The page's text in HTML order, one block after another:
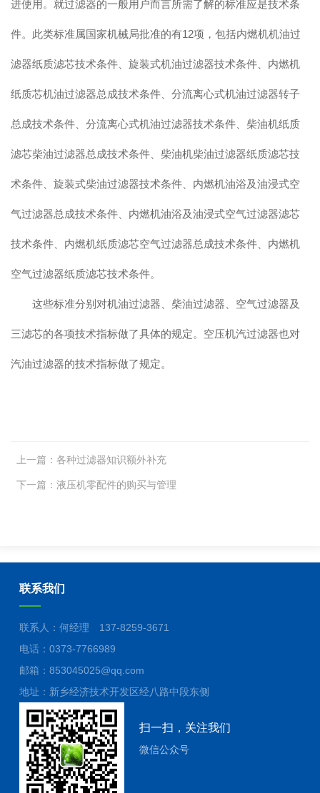
进使用。就过滤器的一般用户而言所需了解的标准应是技术条
件。此类标准属国家机械局批准的有12项，包括内燃机机油过
滤器纸质滤芯技术条件、旋装式机油过滤器技术条件、内燃机
纸质芯机油过滤器总成技术条件、分流离心式机油过滤器转子
总成技术条件、分流离心式机油过滤器技术条件、柴油机纸质
滤芯柴油过滤器总成技术条件、柴油机柴油过滤器纸质滤芯技
术条件、旋装式柴油过滤器技术条件、内燃机油浴及油浸式空
气过滤器总成技术条件、内燃机油浴及油浸式空气过滤器滤芯
技术条件、内燃机纸质滤芯空气过滤器总成技术条件、内燃机
空气过滤器纸质滤芯技术条件。
这些标准分别对机油过滤器、柴油过滤器、空气过滤器及
三滤芯的各项技术指标做了具体的规定。空压机汽过滤器也对
汽油过滤器的技术指标做了规定。
上一篇： 各种过滤器知识额外补充
下一篇：液压机零配件的购买与管理
联系我们
联系人：何经理 137-8259-3671
电话：0373-7766989
邮箱：853045025@qq.com
地址：新乡经济技术开发区经八路中段东侧
扫一扫，关注我们
微信公众号